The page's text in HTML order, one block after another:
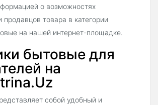
о возможностях
продавцов товара в категории
на нашей интернет-площадке.
бытовые для
на
собой удобный и